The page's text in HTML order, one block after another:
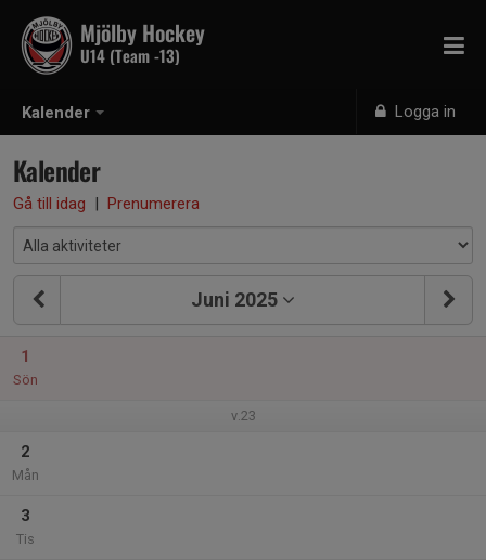
Kalender Logga in
Mjölby Hockey
U14 (Team -13)
Kalender
Gå till idag | Prenumerera
Juni 2025
1
Sön
v.23
2
Mån
3
Tis